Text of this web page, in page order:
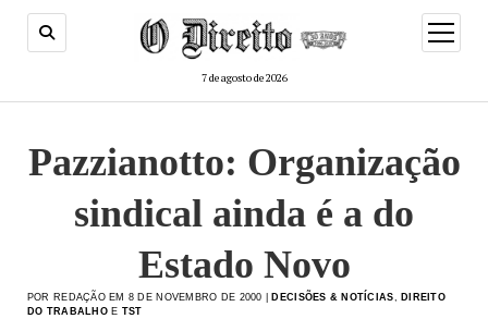
7 de agosto de 2026
menu
de
Pazzianotto: Organização
sindical ainda é a do
Estado Novo
POR REDAÇÃO EM 8 DE NOVEMBRO DE 2000 | DECISÕES & NOTÍCIAS
DIREITO
DO TRABALHOE TST